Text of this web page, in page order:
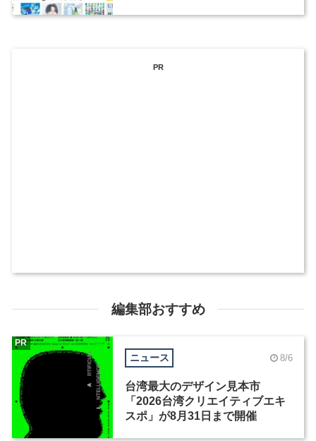
PR
編集部おすすめ
ニュース 8/6
台湾最大のデザイン見本市
「2026台湾クリエイティブエキ
スポ」が8月31日まで開催
PR